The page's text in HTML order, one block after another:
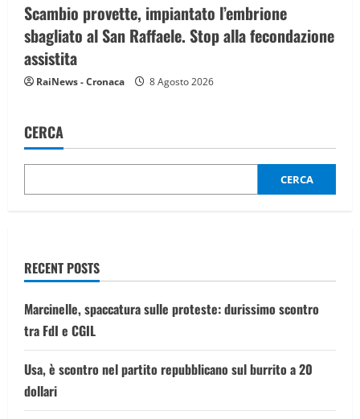
Scambio provette, impiantato l’embrione
sbagliato al San Raffaele. Stop alla fecondazione
assistita
RaiNews - Cronaca 8 Agosto 2026
CERCA
CERCA
RECENT POSTS
Marcinelle, spaccatura sulle proteste: durissimo scontro
tra FdI e CGIL
Usa, è scontro nel partito repubblicano sul burrito a 20
dollari